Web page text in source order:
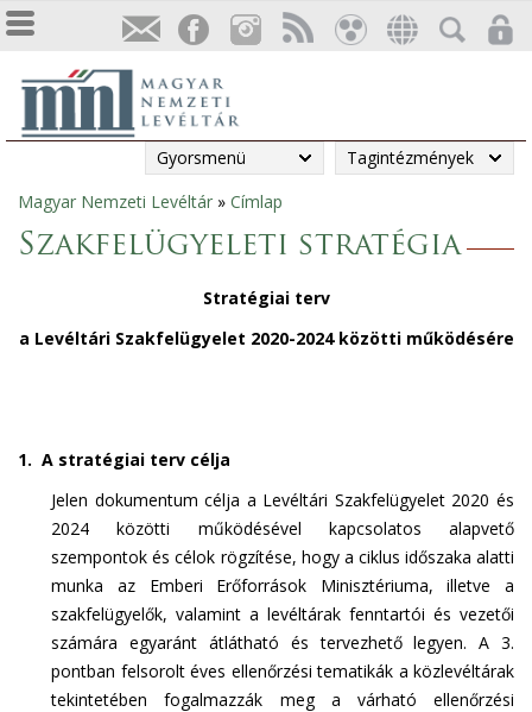
Gyorsmenü Tagintézmények
Jelenlegi
hely
Magyar Nemzeti Levéltár » Címlap
Szakfelügyeleti stratégia
Stratégiai terv
a Levéltári Szakfelügyelet 2020-2024 közötti működésére
1. A stratégiai terv célja
Jelen dokumentum célja a Levéltári Szakfelügyelet 2020 és
2024 közötti működésével kapcsolatos alapvető
szempontok és célok rögzítése, hogy a ciklus időszaka alatti
munka az Emberi Erőforrások Minisztériuma, illetve a
szakfelügyelők, valamint a levéltárak fenntartói és vezetői
számára egyaránt átlátható és tervezhető legyen. A 3.
pontban felsorolt éves ellenőrzési tematikák a közlevéltárak
tekintetében fogalmazzák meg a várható ellenőrzési